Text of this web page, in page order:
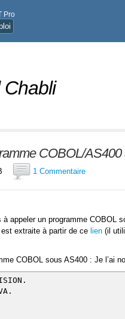
Pro
COBOL/
1 Commentaire
appeler un programme COBOL
extraite à partir de ce lien (il
COBOL sous AS400 : Je l’ai